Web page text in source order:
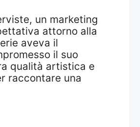
un marketing
attorno alla
aveva il
il suo
qualità artistica e
raccontare una